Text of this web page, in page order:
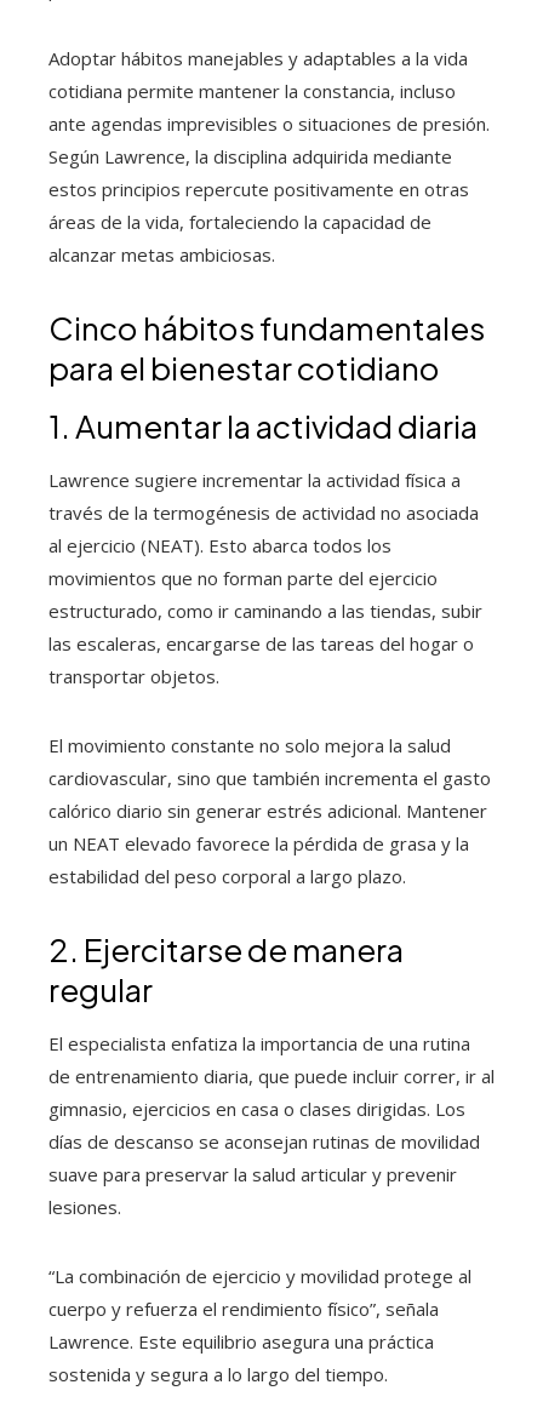
Adoptar hábitos manejables y adaptables a la vida
cotidiana permite mantener la constancia, incluso
ante agendas imprevisibles o situaciones de presión.
Según Lawrence, la disciplina adquirida mediante
estos principios repercute positivamente en otras
áreas de la vida, fortaleciendo la capacidad de
alcanzar metas ambiciosas.
Cinco hábitos fundamentales
para el bienestar cotidiano
1. Aumentar la actividad diaria
Lawrence sugiere incrementar la actividad física a
través de la termogénesis de actividad no asociada
al ejercicio (NEAT). Esto abarca todos los
movimientos que no forman parte del ejercicio
estructurado, como ir caminando a las tiendas, subir
las escaleras, encargarse de las tareas del hogar o
transportar objetos.
El movimiento constante no solo mejora la salud
cardiovascular, sino que también incrementa el gasto
calórico diario sin generar estrés adicional. Mantener
un NEAT elevado favorece la pérdida de grasa y la
estabilidad del peso corporal a largo plazo.
2. Ejercitarse de manera
regular
El especialista enfatiza la importancia de una rutina
de entrenamiento diaria, que puede incluir correr, ir al
gimnasio, ejercicios en casa o clases dirigidas. Los
días de descanso se aconsejan rutinas de movilidad
suave para preservar la salud articular y prevenir
lesiones.
“La combinación de ejercicio y movilidad protege al
cuerpo y refuerza el rendimiento físico”, señala
Lawrence. Este equilibrio asegura una práctica
sostenida y segura a lo largo del tiempo.